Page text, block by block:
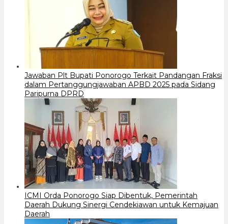
Jawaban Plt Bupati Ponorogo Terkait Pandangan Fraksi
dalam Pertanggungjawaban APBD 2025 pada Sidang
Paripurna DPRD
ICMI Orda Ponorogo Siap Dibentuk, Pemerintah
Daerah Dukung Sinergi Cendekiawan untuk Kemajuan
Daerah